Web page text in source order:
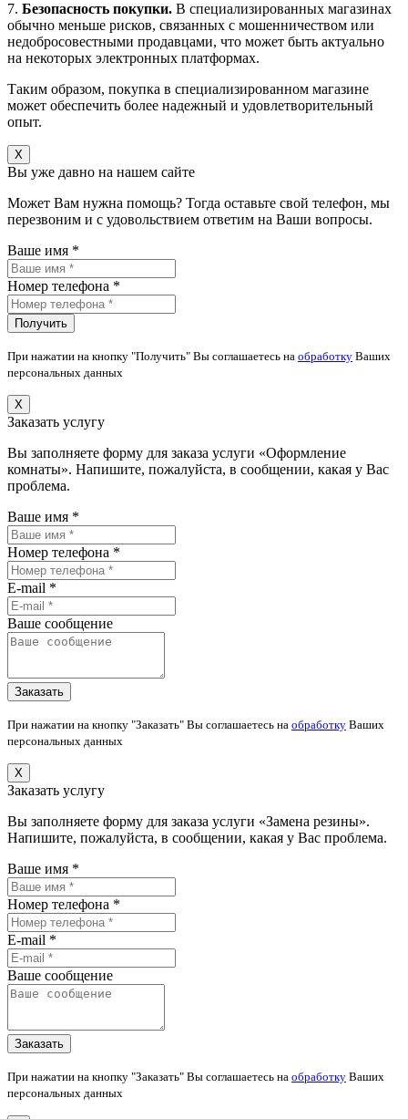
7. Безопасность покупки. В специализированных магазинах
обычно меньше рисков, связанных с мошенничеством или
недобросовестными продавцами, что может быть актуально
на некоторых электронных платформах.
Таким образом, покупка в специализированном магазине
может обеспечить более надежный и удовлетворительный
опыт.
X
Вы уже давно на нашем сайте
Может Вам нужна помощь? Тогда оставьте свой телефон, мы
перезвоним и с удовольствием ответим на Ваши вопросы.
Ваше имя *
Номер телефона *
При нажатии на кнопку "Получить" Вы соглашаетесь на обработку Ваших
персональных данных
X
Заказать услугу
Вы заполняете форму для заказа услуги «Оформление
комнаты». Напишите, пожалуйста, в сообщении, какая у Вас
проблема.
Ваше имя *
Номер телефона *
E-mail *
Ваше сообщение
При нажатии на кнопку "Заказать" Вы соглашаетесь на обработку Ваших
персональных данных
X
Заказать услугу
Вы заполняете форму для заказа услуги «Замена резины».
Напишите, пожалуйста, в сообщении, какая у Вас проблема.
Ваше имя *
Номер телефона *
E-mail *
Ваше сообщение
При нажатии на кнопку "Заказать" Вы соглашаетесь на обработку Ваших
персональных данных